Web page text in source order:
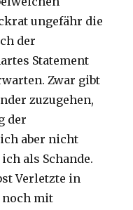
ungefähr die
der
Statement
Zwar gibt
zuzugehen,
der
aber nicht
als Schande.
Verletzte in
mit